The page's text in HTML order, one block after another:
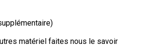
matériel faites nous le savoir